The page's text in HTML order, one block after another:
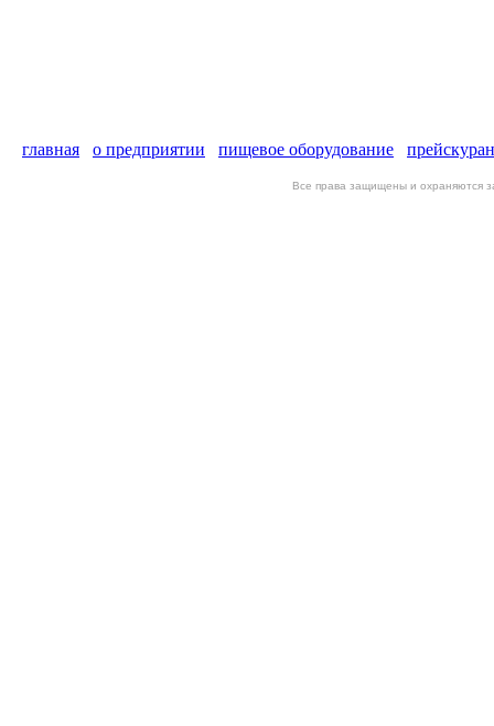
главная о предприятии пищевое оборудование
Все права защищены и